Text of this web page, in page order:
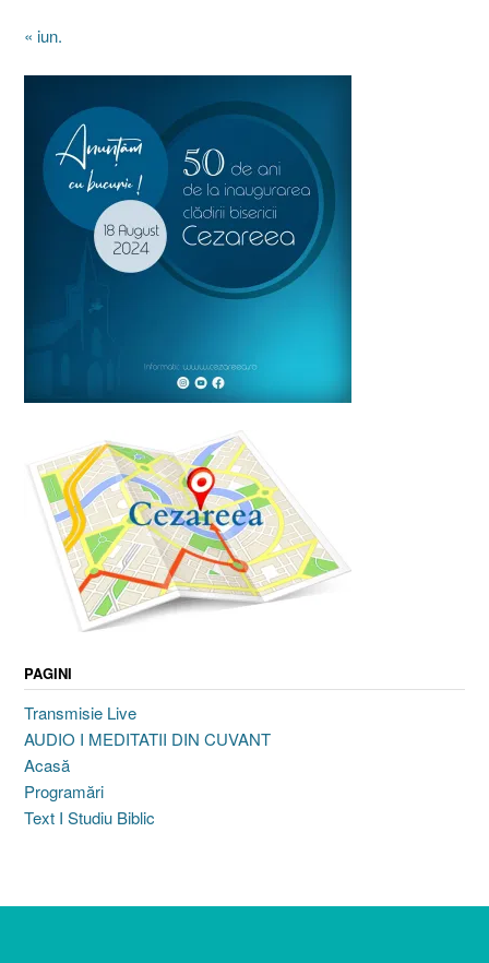
« iun.
PAGINI
Transmisie Live
AUDIO I MEDITATII DIN CUVANT
Acasă
Programări
Text I Studiu Biblic